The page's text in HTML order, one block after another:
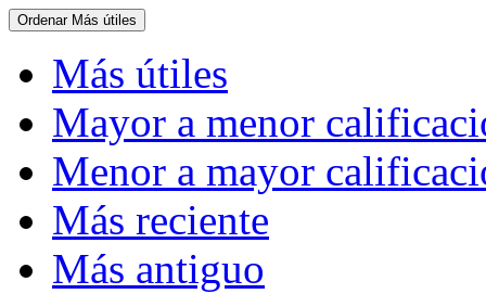
Ordenar Más útiles
Más útiles
Mayor a menor
Menor a mayor
Más reciente
Más antiguo